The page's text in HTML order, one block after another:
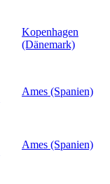
Kopenhagen
(Dänemark)
Ames (Spanien)
Ames (Spanien)